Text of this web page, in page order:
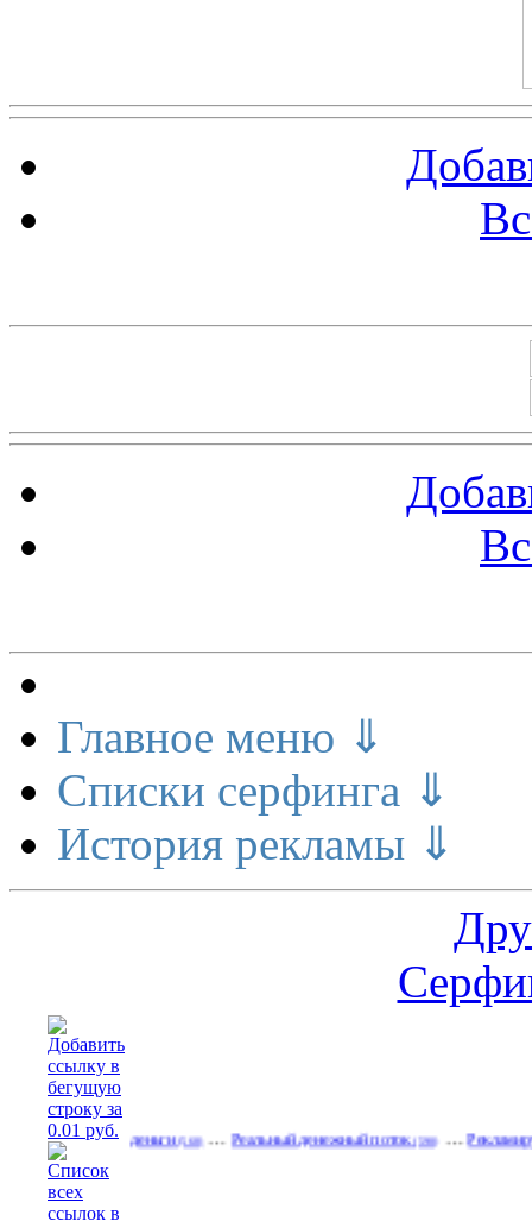
Главное меню ⇓
Списки серфинга ⇓
История рекламы ⇓
делает деньги(560)…Реальный денежный поток(590)…Рекламируйтесь